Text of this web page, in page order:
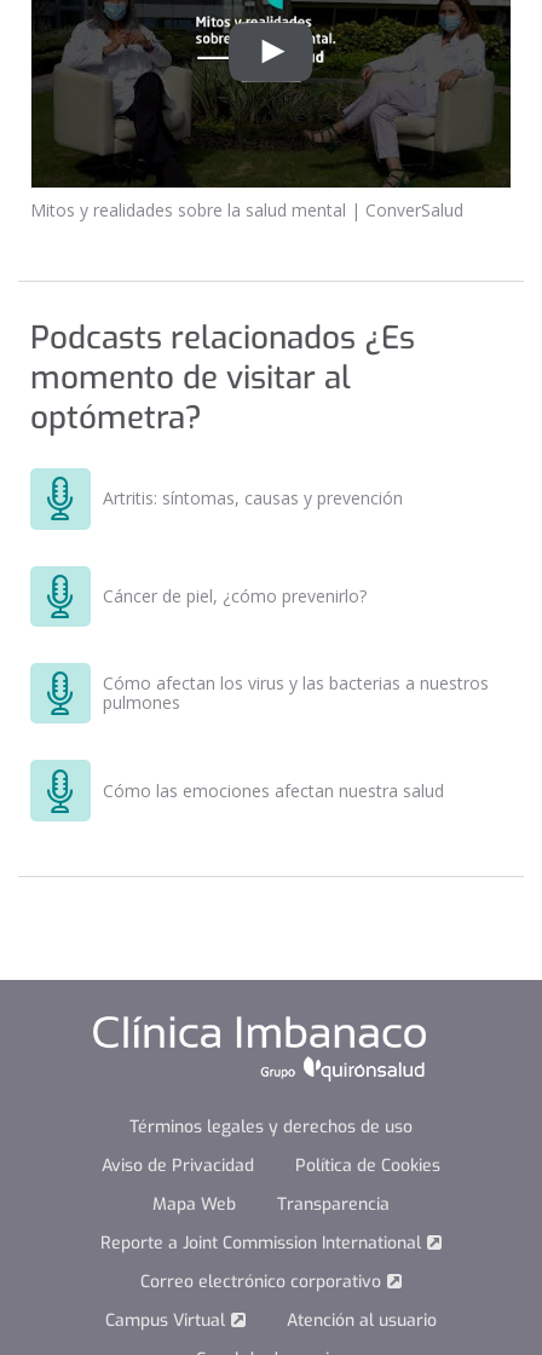
Mitos y realidades sobre la salud mental | ConverSalud
Podcasts relacionados ¿Es
momento de visitar al
optómetra?
Artritis: síntomas, causas y prevención
Cáncer de piel, ¿cómo prevenirlo?
Cómo afectan los virus y las bacterias a nuestros
pulmones
Cómo las emociones afectan nuestra salud
Términos legales y derechos de uso
Aviso de Privacidad
Política de Cookies
Mapa Web
Transparencia
Reporte a Joint Commission International
Correo electrónico corporativo
Campus Virtual
Atención al usuario